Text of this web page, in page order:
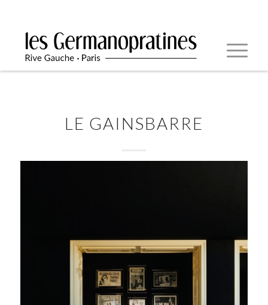
LE GAINSBARRE